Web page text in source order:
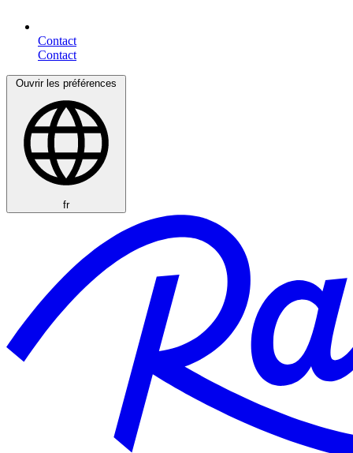
Contact
Ouvrir les préférences
fr